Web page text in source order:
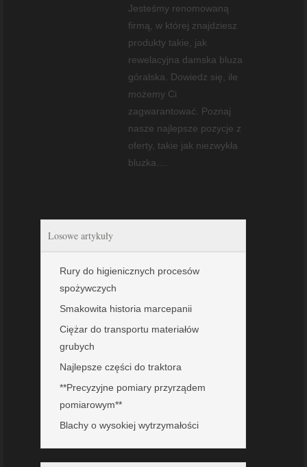
Jesteśmy renomowaną
firmą, w której znajdziesz
produkty takie, jak
rewelacyjna damska bluza
góralska. Dowiedz się, ile
możemy Ci
zagwarantować. Poznaj
nasze najlepsze pozycje z
oferty, takie jak niezwykła
bluzka....
Losowe artykuły
Rury do higienicznych procesów
spożywczych
Smakowita historia marcepanii
Ciężar do transportu materiałów
grubych
Najlepsze części do traktora
**Precyzyjne pomiary przyrządem
pomiarowym**
Blachy o wysokiej wytrzymałości